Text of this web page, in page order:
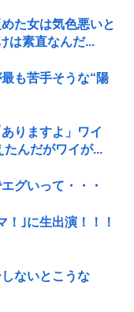
た女は気色悪いと
は素直なんだ...
も苦手そうな“陽
りますよ」ワイ
たんだがワイが...
グいって・・・
！｣に生出演！！！
ないとこうな